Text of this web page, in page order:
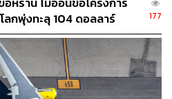
ลกพุ่งทะลุ 104 ดอลลาร์
177